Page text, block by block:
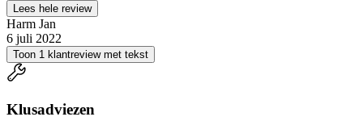
Lees hele review
Harm Jan
6 juli 2022
Toon 1 klantreview met tekst
Klusadviezen